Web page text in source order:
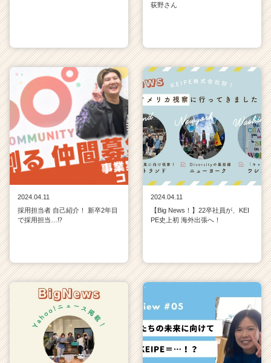
荻野さん
2024.04.11
採用担当者 自己紹介！ 新卒2年目
で採用担当…⁉
2024.04.11
【Big News！】22卒社員が、KEI
PE史上初 海外出張へ！